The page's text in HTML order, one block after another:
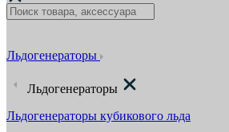
Льдогенераторы
Льдогенераторы
Льдогенераторы кубикового льда